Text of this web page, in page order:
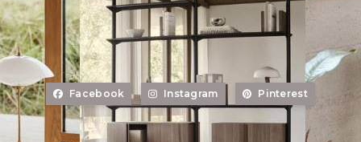
Facebook Instagram Pinterest